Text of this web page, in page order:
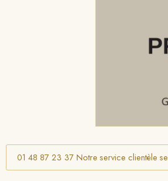
01 48 87 23 37 Notre service clientèle